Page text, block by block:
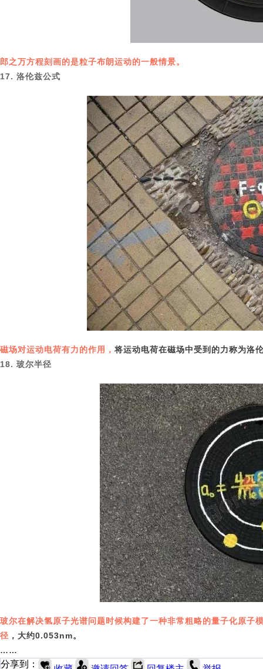
郎之万方程刻画的是粒子布朗运动的一般情景。
17. 洛伦兹公式
磁场对运动电荷有力的作用， 将运动电荷在磁场中受到的力称为洛
18. 玻尔半径
玻尔在解决氢原子光谱问题时候构建了一种非常粗略的量子化原子
径 ，大约0.053nm。
……
分享到：